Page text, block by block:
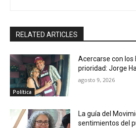
RELATED ARTICLES
Política
Acercarse con los
prioridad: Jorge
agosto 9, 2026
La guía del
sentimientos del